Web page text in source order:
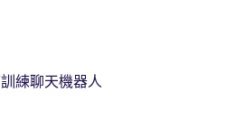
練聊天機器人